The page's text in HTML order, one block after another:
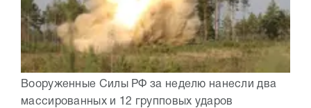
Вооруженные Силы РФ за неделю нанесли два
массированных и 12 групповых ударов